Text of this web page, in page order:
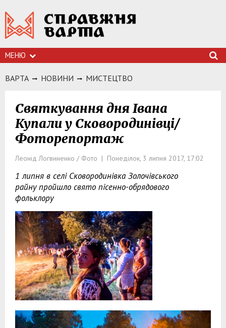
МЕНЮ
ВАРТА НОВИНИ МИСТЕЦТВО
Святкування дня Івана
Купали у Сковородинівці/
Фоторепортаж
Леонід Логвиненко / Фото | Понеділок, 3 липня 2017, 17:02
1 липня в селі Сковородинівка Золочівського
райну пройшло свято пісенно-обрядового
фольклору